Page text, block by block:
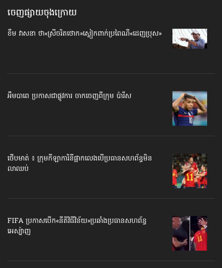
ចេញផ្សាយចុងក្រោយ
ខឹម វាសនា ថា«ស្រីចរិតថោក»​ស្លៀកពាក់ប្រពៃណី​«ដេញប្រុស»
អឹមបាពេ ប្រកាសជាផ្លូវការ ចាកចេញពីក្រុម ប៉ារីស
ថើបមាត់ ៖ ក្រុមកីឡាការិនី​ផ្អាកលេង​​បើប្រធានសហព័ន្ធ​មិន
លាឈប់
FIFA ប្រកាសបើក​«នីតិវិធីវិន័យ»​ប្រឆាំងប្រធានសហព័ន្ធ​
អេស្ប៉ាញ